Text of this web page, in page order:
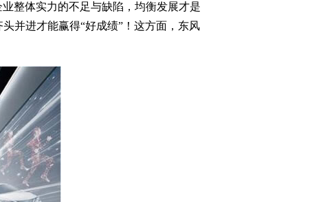
整体实力的不足与缺陷，均衡发展才是
并进才能赢得“好成绩”！这方面，东风